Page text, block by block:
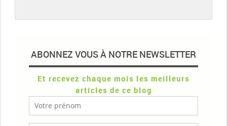
ABONNEZ VOUS À NOTRE NEWSLETTER
Et recevez chaque mois les meilleurs
articles de ce blog